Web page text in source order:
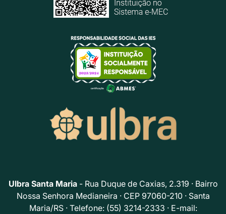
Ulbra Santa Maria- Rua Duque de Caxias, 2.319 · Bairro
Nossa Senhora Medianeira · CEP 97060-210 · Santa
Maria/RS · Telefone: (55) 3214-2333 · E-mail: